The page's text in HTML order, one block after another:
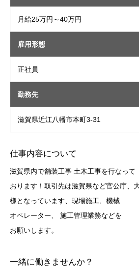
月給25万円～40万円
雇用形態
正社員
勤務先
滋賀県近江八幡市本町3-31
仕事内容について
滋賀県内で舗装工事 土木工事を行なって
おります！取引先は滋賀県など官公庁、
様となっています、現場施工、機械
オペレーター、 施工管理業務などを
お願いします。
一緒に働きませんか？